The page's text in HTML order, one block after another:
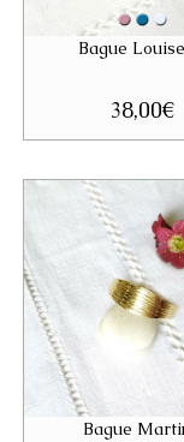
Bague
38,00€
Bague